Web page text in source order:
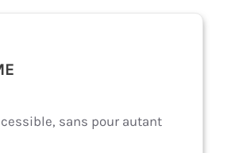
sans pour autant